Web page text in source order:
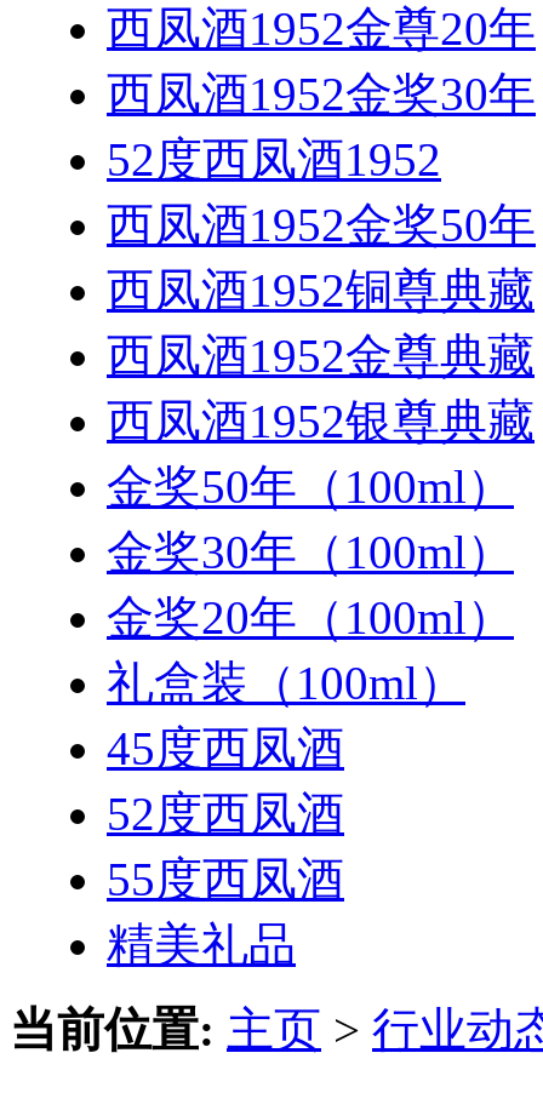
西凤酒1952金尊20年
西凤酒1952金奖30年
52度西凤酒1952
西凤酒1952金奖50年
西凤酒1952铜尊典藏
西凤酒1952金尊典藏
西凤酒1952银尊典藏
金奖50年（100ml）
金奖30年（100ml）
金奖20年（100ml）
礼盒装（100ml）
45度西凤酒
52度西凤酒
55度西凤酒
精美礼品
当前位置: 主页 > 行业动